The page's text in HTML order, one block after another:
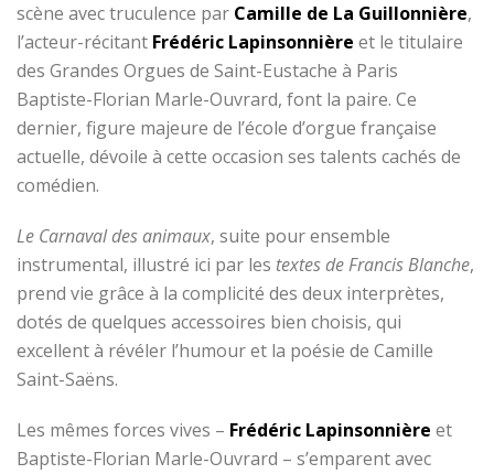
scène avec truculence par Camille de La Guillonnière,
l’acteur-récitant Frédéric Lapinsonnière et le titulaire
des Grandes Orgues de Saint-Eustache à Paris
Baptiste-Florian Marle-Ouvrard, font la paire. Ce
dernier, figure majeure de l’école d’orgue française
actuelle, dévoile à cette occasion ses talents cachés de
comédien.
Le Carnaval des animaux, suite pour ensemble
instrumental, illustré ici par les textes de Francis Blanche,
prend vie grâce à la complicité des deux interprètes,
dotés de quelques accessoires bien choisis, qui
excellent à révéler l’humour et la poésie de Camille
Saint-Saëns.
Les mêmes forces vives – Frédéric Lapinsonnière et
Baptiste-Florian Marle-Ouvrard – s’emparent avec